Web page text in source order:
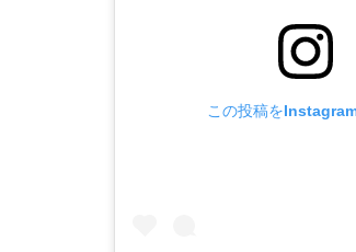
この投稿を